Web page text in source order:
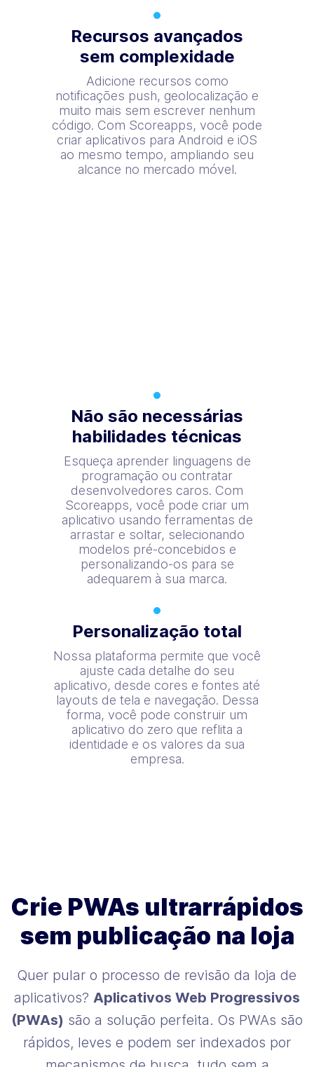
Recursos avançados
sem complexidade
Adicione recursos como
notificações push, geolocalização e
muito mais sem escrever nenhum
código. Com Scoreapps, você pode
criar aplicativos para Android e iOS
ao mesmo tempo, ampliando seu
alcance no mercado móvel.
Não são necessárias
habilidades técnicas
Esqueça aprender linguagens de
programação ou contratar
desenvolvedores caros. Com
Scoreapps, você pode criar um
aplicativo usando ferramentas de
arrastar e soltar, selecionando
modelos pré-concebidos e
personalizando-os para se
adequarem à sua marca.
Personalização total
Nossa plataforma permite que você
ajuste cada detalhe do seu
aplicativo, desde cores e fontes até
layouts de tela e navegação. Dessa
forma, você pode construir um
aplicativo do zero que reflita a
identidade e os valores da sua
empresa.
Crie PWAs ultrarrápidos
sem publicação na loja
Quer pular o processo de revisão da loja de
aplicativos? Aplicativos Web Progressivos
(PWAs) são a solução perfeita. Os PWAs são
rápidos, leves e podem ser indexados por